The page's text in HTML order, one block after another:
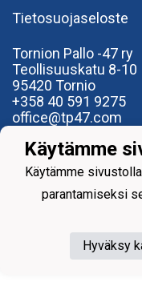
Tietosuojaseloste
Tornion Pallo -47 ry
Teollisuuskatu 8-10
95420 Tornio
+358 40 591 9275
office@tp47.com
Käytämme
Käytämme
parantamiseksi
Hyväksy